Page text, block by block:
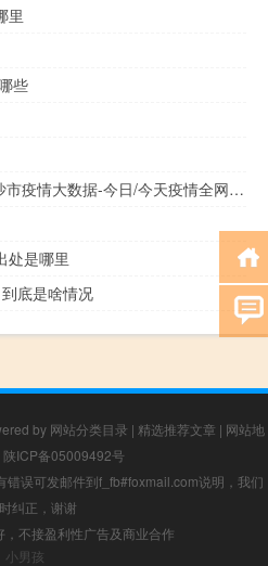
里
些
2023年09月20日海南省三沙市疫情大数据-今日/今天疫情全网搜索最新实时消息动态情况通知播报
处是哪里
底是啥情况
by 网站分类目录 | 精选推荐文章 | 网站地
陕ICP备05009492号
错误可发邮件到f_fb#foxmail.com说明，我们
纠正，谢谢
不接盈利性广告及商业合作
小男孩